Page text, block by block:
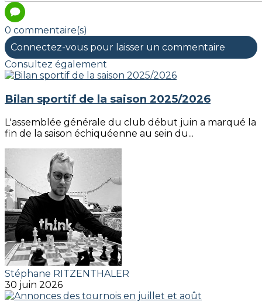
0 commentaire(s)
Connectez-vous pour laisser un commentaire
Consultez également
Bilan sportif de la saison 2025/2026
L'assemblée générale du club début juin a marqué la
fin de la saison échiquéenne au sein du...
Stéphane RITZENTHALER
30 juin 2026